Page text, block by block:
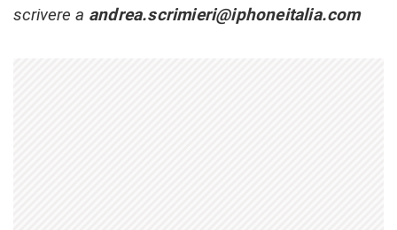
scrivere a andrea.scrimieri@iphoneitalia.com